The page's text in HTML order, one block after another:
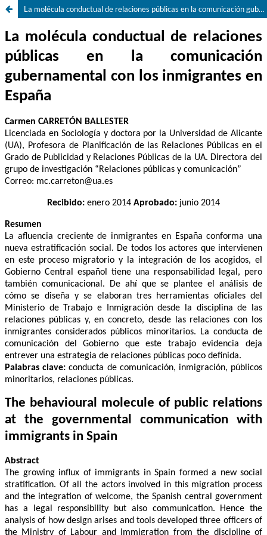
La molécula conductual de relaciones públicas en la comunicación gubernamental con los inmigrantes en España